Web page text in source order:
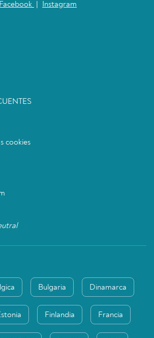
Facebook Instagram
cookies
Bulgaria Dinamarca
Finlandia Francia